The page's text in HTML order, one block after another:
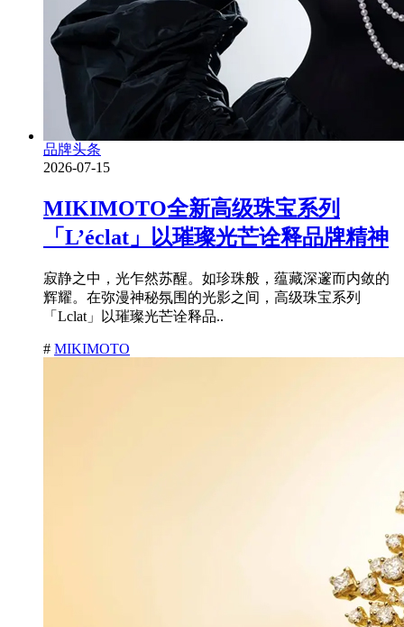
品牌头条
2026-07-15
MIKIMOTO全新高级珠宝系列
「L’éclat」以璀璨光芒诠释品牌精神
寂静之中，光乍然苏醒。如珍珠般，蕴藏深邃而内敛的
辉耀。在弥漫神秘氛围的光影之间，高级珠宝系列
「Lclat」以璀璨光芒诠释品..
# MIKIMOTO